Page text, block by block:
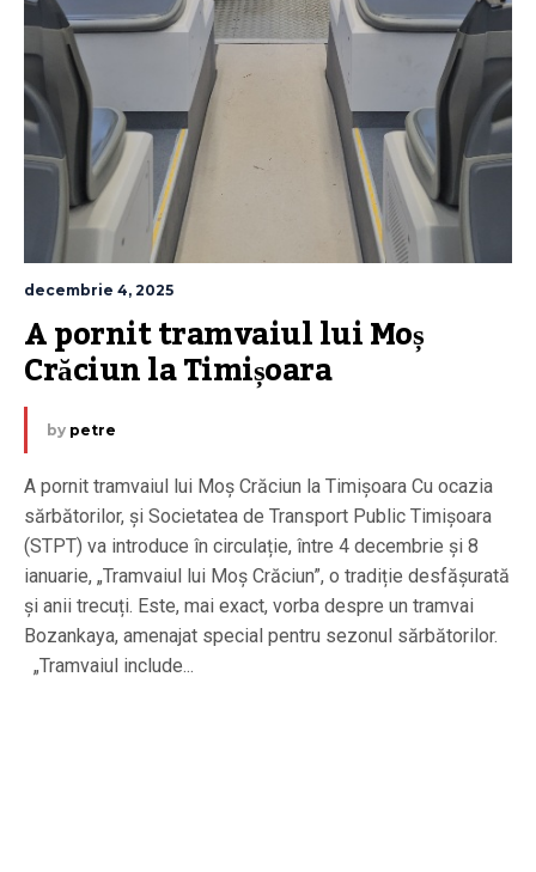
decembrie 4, 2025
A pornit tramvaiul lui Moș
Crăciun la Timișoara
by petre
A pornit tramvaiul lui Moș Crăciun la Timișoara Cu ocazia
sărbătorilor, și Societatea de Transport Public Timișoara
(STPT) va introduce în circulație, între 4 decembrie și 8
ianuarie, „Tramvaiul lui Moș Crăciun”, o tradiție desfășurată
și anii trecuți. Este, mai exact, vorba despre un tramvai
Bozankaya, amenajat special pentru sezonul sărbătorilor.
„Tramvaiul include...